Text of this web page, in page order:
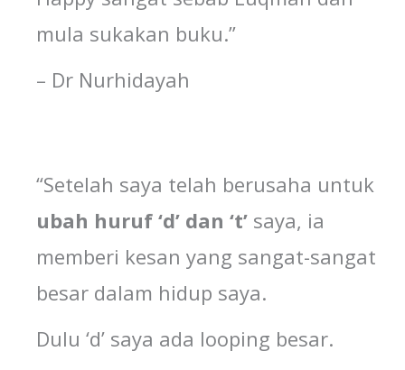
mula sukakan buku.”
– Dr Nurhidayah
“Setelah saya telah berusaha untuk
ubah huruf ‘d’ dan ‘t’ saya, ia
memberi kesan yang sangat-sangat
besar dalam hidup saya.
Dulu ‘d’ saya ada looping besar.